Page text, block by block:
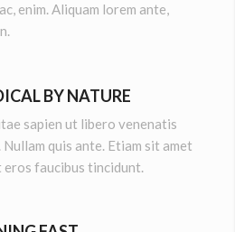
enim. Aliquam lorem ante,
BY NATURE
sapien ut libero venenatis
quis ante. Etiam sit amet
faucibus tincidunt.